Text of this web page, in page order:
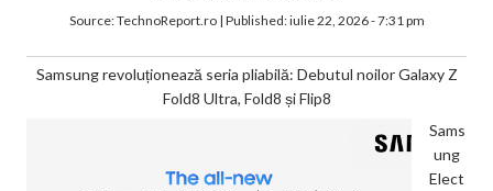
Source:TechnoReport.ro| Published:iulie 22, 2026 - 7:31 pm
Samsung revoluționează seria pliabilă: Debutul noilor Galaxy Z
Fold8 Ultra, Fold8 și Flip8
Sams
ung
Elect